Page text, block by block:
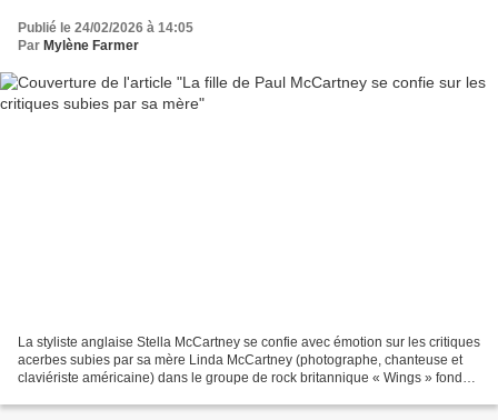
Publié le 24/02/2026 à 14:05
Par Mylène Farmer
La styliste anglaise Stella McCartney se confie avec émotion sur les critiques
acerbes subies par sa mère Linda McCartney (photographe, chanteuse et
claviériste américaine) dans le groupe de rock britannique « Wings » fondé